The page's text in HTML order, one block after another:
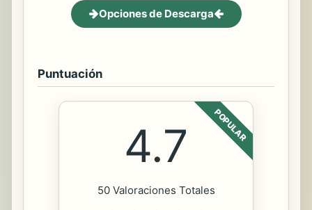
Opciones de Descarga
Puntuación
POPULAR
4.7
50 Valoraciones Totales